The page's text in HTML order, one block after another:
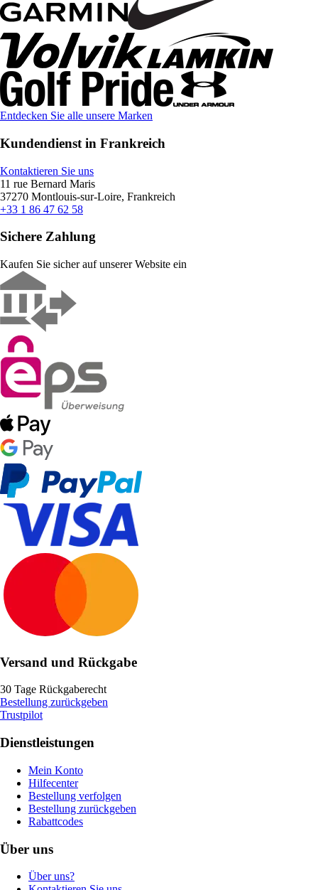
Entdecken Sie alle unsere Marken
Kundendienst in Frankreich
Kontaktieren Sie uns
11 rue Bernard Maris
37270 Montlouis-sur-Loire, Frankreich
+33 1 86 47 62 58
Sichere Zahlung
Kaufen Sie sicher auf unserer Website ein
Versand und Rückgabe
30 Tage Rückgaberecht
Bestellung zurückgeben
Trustpilot
Dienstleistungen
Mein Konto
Hilfecenter
Bestellung verfolgen
Bestellung zurückgeben
Rabattcodes
Über uns
Über uns?